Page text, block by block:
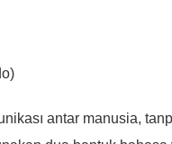
antar manusia,